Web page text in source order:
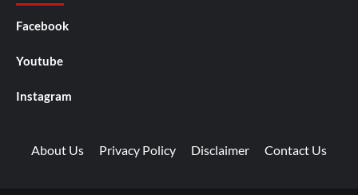
Facebook
Youtube
Instagram
About Us Privacy Policy Disclaimer Contact Us